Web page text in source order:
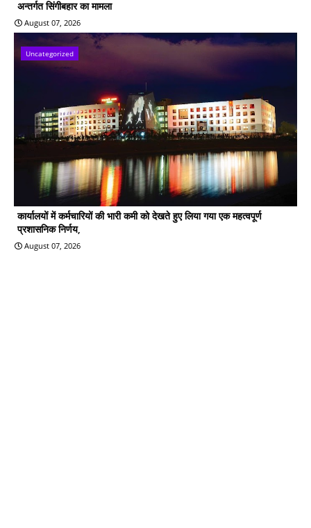
अन्तर्गत सिंगीबहार का मामला
August 07, 2026
Uncategorized
कार्यालयों में कर्मचारियों की भारी कमी को देखते हुए लिया गया एक महत्वपूर्ण
प्रशासनिक निर्णय,
August 07, 2026